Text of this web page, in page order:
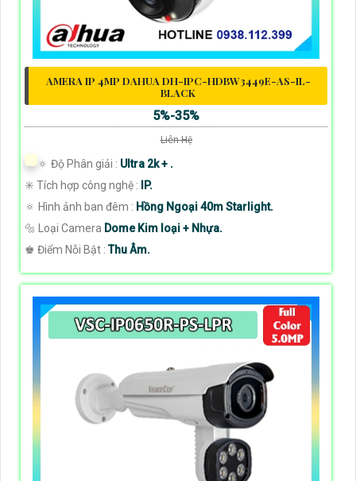
AMERA IP 4MP DAHUA DH-IPC-HDBW3449E-AS-IL-
BLACK
5%-35%
Liên Hệ
🔅 Độ Phân giải : Ultra 2k + .
✳️ Tích hợp công nghệ :
IP.
🔅 Hình ảnh ban đêm : Hồng Ngoại 40m Starlight.
🔩 Loại Camera Dome Kim loại + Nhựa.
️♚ Điểm Nỗi Bật :Thu Âm.